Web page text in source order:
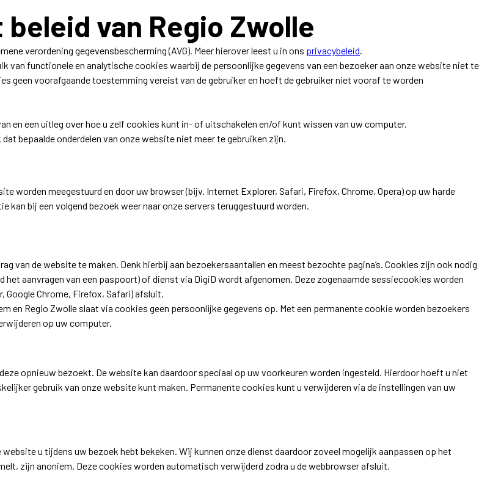
van Regio Zwolle
verordening gegevensbescherming (AVG). Meer hierover leest u in ons privacybeleid.
functionele en analytische cookies waarbij de persoonlijke gegevens van een bezoeker aan onze website niet te
geen voorafgaande toestemming vereist van de gebruiker en hoeft de gebruiker niet vooraf te worden
en een uitleg over hoe u zelf cookies kunt in- of uitschakelen en/of kunt wissen van uw computer.
bepaalde onderdelen van onze website niet meer te gebruiken zijn.
worden meegestuurd en door uw browser (bijv. Internet Explorer, Safari, Firefox, Chrome, Opera) op uw harde
bij een volgend bezoek weer naar onze servers teruggestuurd worden.
van de website te maken. Denk hierbij aan bezoekersaantallen en meest bezochte pagina’s. Cookies zijn ook nodig
aanvragen van een paspoort) of dienst via DigiD wordt afgenomen. Deze zogenaamde sessiecookies worden
Chrome, Firefox, Safari) afsluit.
en Regio Zwolle slaat via cookies geen persoonlijke gegevens op. Met een permanente cookie worden bezoekers
op uw computer.
opnieuw bezoekt. De website kan daardoor speciaal op uw voorkeuren worden ingesteld. Hierdoor hoeft u niet
gebruik van onze website kunt maken. Permanente cookies kunt u verwijderen via de instellingen van uw
u tijdens uw bezoek hebt bekeken. Wij kunnen onze dienst daardoor zoveel mogelijk aanpassen op het
zijn anoniem. Deze cookies worden automatisch verwijderd zodra u de webbrowser afsluit.